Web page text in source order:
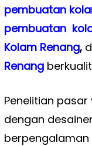
pembuatan
pembuatan
Kolam Renang,
Renang
Penelitian
dengan
berpengalaman